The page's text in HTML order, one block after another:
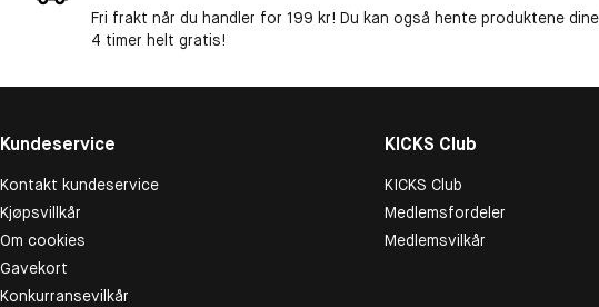
Fri frakt når du handler for 199 kr! Du kan også hente produktene
4 timer helt gratis!
Kundeservice
Kontakt kundeservice
Kjøpsvillkår
Om cookies
Gavekort
Konkurransevilkår
KICKS Club
KICKS Club
Medlemsfordeler
Medlemsvilkår